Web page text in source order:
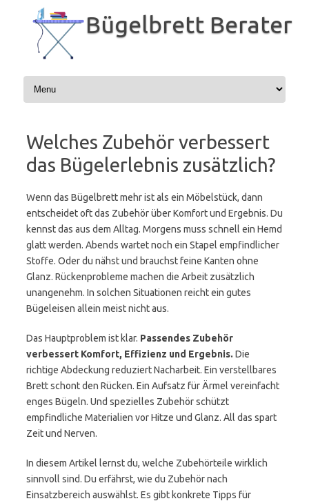
Inhalt
springen
Bügelbrett Berater
Welches Zubehör verbessert
das Bügelerlebnis zusätzlich?
Wenn das Bügelbrett mehr ist als ein Möbelstück, dann
entscheidet oft das Zubehör über Komfort und Ergebnis. Du
kennst das aus dem Alltag. Morgens muss schnell ein Hemd
glatt werden. Abends wartet noch ein Stapel empfindlicher
Stoffe. Oder du nähst und brauchst feine Kanten ohne
Glanz. Rückenprobleme machen die Arbeit zusätzlich
unangenehm. In solchen Situationen reicht ein gutes
Bügeleisen allein meist nicht aus.
Das Hauptproblem ist klar. Passendes Zubehör
verbessert Komfort, Effizienz und Ergebnis. Die
richtige Abdeckung reduziert Nacharbeit. Ein verstellbares
Brett schont den Rücken. Ein Aufsatz für Ärmel vereinfacht
enges Bügeln. Und spezielles Zubehör schützt
empfindliche Materialien vor Hitze und Glanz. All das spart
Zeit und Nerven.
In diesem Artikel lernst du, welche Zubehörteile wirklich
sinnvoll sind. Du erfährst, wie du Zubehör nach
Einsatzbereich auswählst. Es gibt konkrete Tipps für